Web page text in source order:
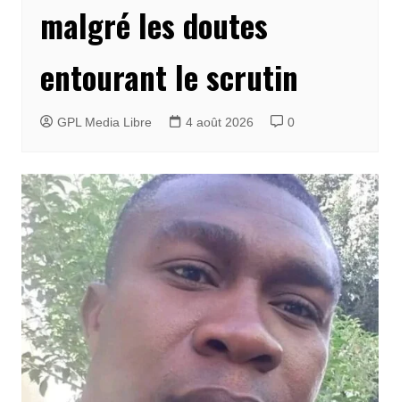
malgré les doutes
entourant le scrutin
GPL Media Libre 4 août 2026 0